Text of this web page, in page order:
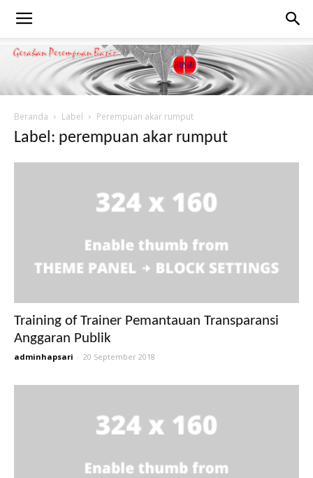
Beranda Label Perempuan akar rumput
Label: perempuan akar rumput
Training of Trainer Pemantauan Transparansi
Anggaran Publik
adminhapsari - 20 September 2018